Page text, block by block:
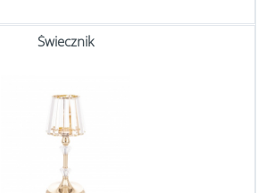
Świecznik